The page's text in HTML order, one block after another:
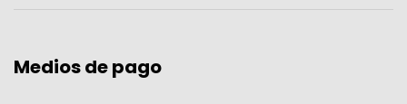
Medios de pago